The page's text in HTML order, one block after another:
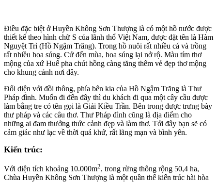
Điều đặc biệt ở Huyền Không Sơn Thượng là có một hồ nước được
thiết kế theo hình chữ S của lãnh thổ Việt Nam, được đặt tên là Hàm
Nguyệt Trì (Hồ Ngậm Trăng). Trong hồ nuôi rất nhiều cá và trồng
rất nhiều hoa súng. Cứ đến mùa, hoa súng lại nở rộ. Màu tím thơ
mộng của xứ Huế pha chút hồng càng tăng thêm vẻ đẹp thơ mộng
cho khung cảnh nơi đây.
Đối diện với đồi thông, phía bên kia của Hồ Ngậm Trăng là Thư
Pháp đình. Muốn đi đến đây thì du khách đi qua một cây cầu được
làm bằng tre có tên gọi là Giải Kiều Trần. Bên trong được trưng bày
thư pháp và các câu thơ. Thư Pháp đình cũng là địa điểm cho
những ai đam thưởng thức cảnh đẹp và làm thơ. Tới đây bạn sẽ có
cảm giác như lạc về thời quá khứ, rất lãng mạn và bình yên.
Kiến trúc:
Với diện tích khoảng 10.000m2, trong rừng thông rộng 50,4 ha,
Chùa Huyền Không Sơn Thượng là một quần thể kiến trúc hài hòa